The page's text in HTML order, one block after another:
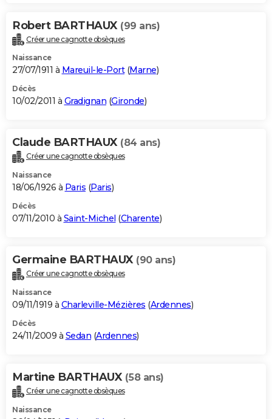
Robert BARTHAUX (99 ans)
Créer une cagnotte obsèques
Naissance
27/07/1911 à Mareuil-le-Port(Marne)
Décès
10/02/2011 à Gradignan (Gironde)
Claude BARTHAUX (84 ans)
Créer une cagnotte obsèques
Naissance
18/06/1926 à Paris (Paris)
Décès
07/11/2010 à Saint-Michel (Charente)
Germaine BARTHAUX (90 ans)
Créer une cagnotte obsèques
Naissance
09/11/1919 à Charleville-Mézières (Ardennes)
Décès
24/11/2009 à Sedan (Ardennes)
Martine BARTHAUX (58 ans)
Créer une cagnotte obsèques
Naissance